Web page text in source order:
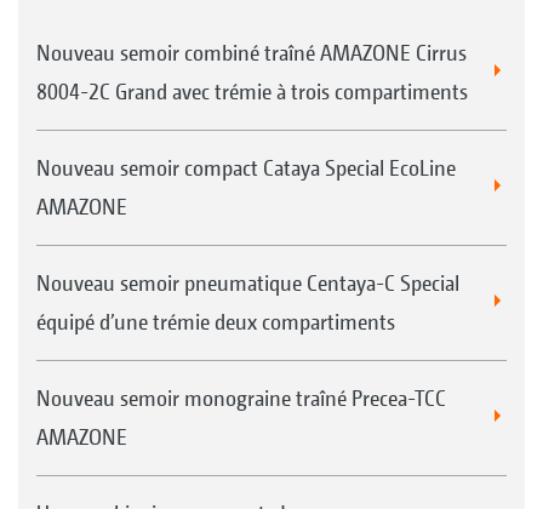
Nouveau semoir combiné traîné AMAZONE Cirrus
8004-2C Grand avec trémie à trois compartiments
Nouveau semoir compact Cataya Special EcoLine
AMAZONE
Nouveau semoir pneumatique Centaya-C Special
équipé d’une trémie deux compartiments
Nouveau semoir monograine traîné Precea-TCC
AMAZONE